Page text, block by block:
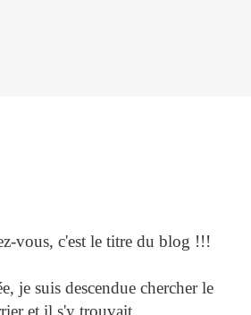
vous, c'est le titre du blog !!!
je suis descendue chercher le
et il s'y trouvait